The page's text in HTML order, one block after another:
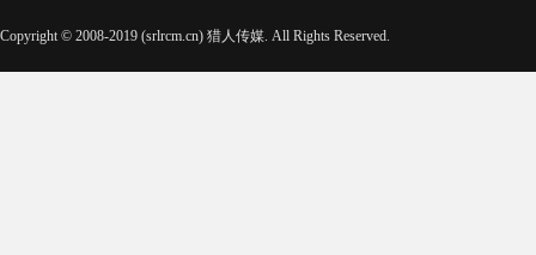
Copyright © 2008-2019 (srlrcm.cn) 猎人传媒. All Rights Reserved.